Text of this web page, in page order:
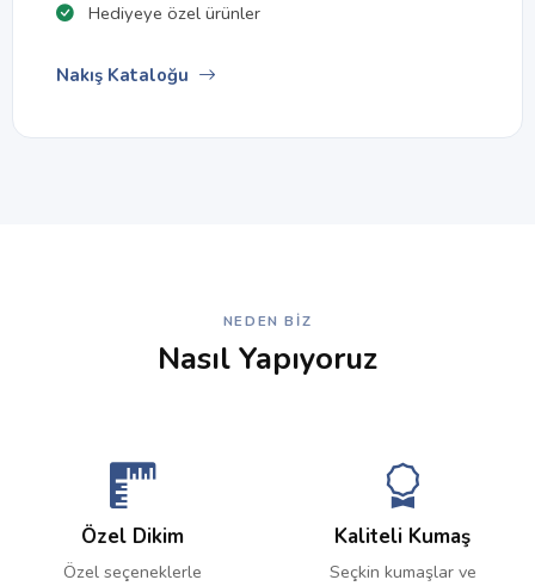
Hediyeye özel ürünler
Nakış Kataloğu
NEDEN BIZ
Nasıl Yapıyoruz
Özel Dikim
Özel seçeneklerle
Kaliteli Kumaş
Seçkin kumaşlar ve